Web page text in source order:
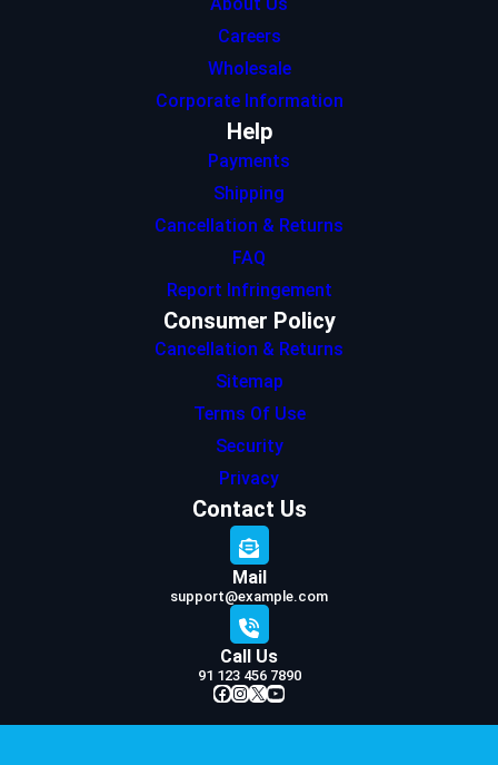
About Us
Careers
Wholesale
Corporate Information
Help
Payments
Shipping
Cancellation & Returns
FAQ
Report Infringement
Consumer Policy
Cancellation & Returns
Sitemap
Terms Of Use
Security
Privacy
Contact Us
Mail
support@example.com
Call Us
91 123 456 7890
Facebook InstagramX YouTube